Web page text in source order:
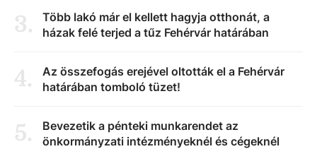
3.
Több lakó már el kellett hagyja otthonát, a
házak felé terjed a tűz Fehérvár határában
4.
Az összefogás erejével oltották el a Fehérvár
határában tomboló tüzet!
5.
Bevezetik a pénteki munkarendet az
önkormányzati intézményeknél és cégeknél